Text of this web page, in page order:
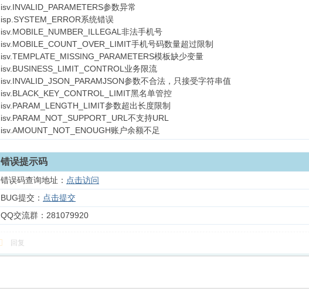
isv.INVALID_PARAMETERS参数异常
isp.SYSTEM_ERROR系统错误
isv.MOBILE_NUMBER_ILLEGAL非法手机号
isv.MOBILE_COUNT_OVER_LIMIT手机号码数量超过限制
isv.TEMPLATE_MISSING_PARAMETERS模板缺少变量
isv.BUSINESS_LIMIT_CONTROL业务限流
isv.INVALID_JSON_PARAMJSON参数不合法，只接受字符串值
isv.BLACK_KEY_CONTROL_LIMIT黑名单管控
isv.PARAM_LENGTH_LIMIT参数超出长度限制
isv.PARAM_NOT_SUPPORT_URL不支持URL
isv.AMOUNT_NOT_ENOUGH账户余额不足
错误提示码
错误码查询地址： 点击访问
BUG提交： 点击提交
QQ交流群：281079920
回复